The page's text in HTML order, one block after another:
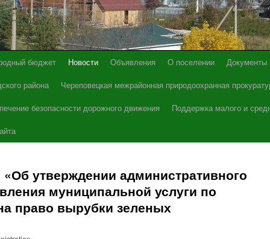
бюджет Новости Объявления О поселении Документы
района Череповецкая межрайонная природоохранная
безопасности дорожного движения
Поддержка малого и
утверждении административного
муниципальной услуги по
право вырубки зеленых